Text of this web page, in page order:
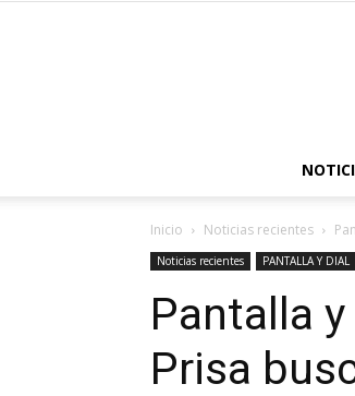
Inicio Noticias recientes
Noticias recientes PANTALLA Y DIAL
Pantalla
Prisa